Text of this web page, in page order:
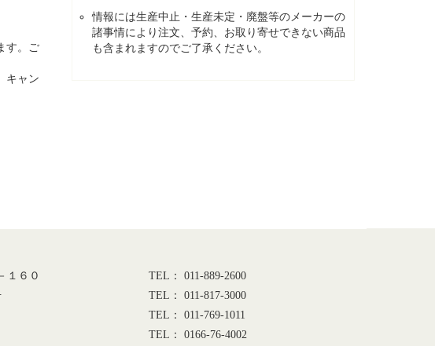
す。ご
キャン
情報には生産中止・生産未定・廃盤等のメーカーの
諸事情により注文、予約、お取り寄せできない商品
も含まれますのでご了承ください。
１６０
TEL： 011-889-2600
TEL： 011-817-3000
TEL： 011-769-1011
TEL： 0166-76-4002